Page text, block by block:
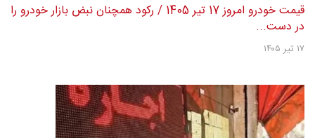
قیمت خودرو امروز 17 تیر 1405 / رکود همچنان نبض بازار خودرو را
در دست...
۱۷ تیر ۱۴۰۵